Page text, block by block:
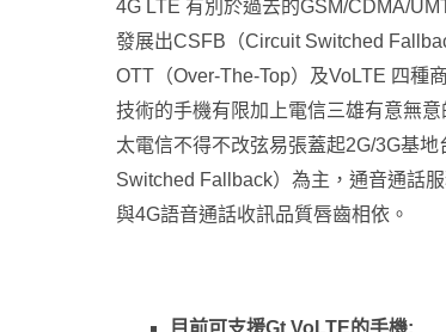
4G LTE 有別於過去的GSM/CDMA/
發展出CSFB（Circuit Switched
OTT（Over-The-Top）及VoLTE 四種
技術的手機有限加上電信三雄有意無
太電信不得不改弦易張蓋起2G/3G基地
Switched Fallback）為主 ，通音通話
與4G語音通話收訊品質唇齒相依 。
目前可支援Gt VoLTE的手機: